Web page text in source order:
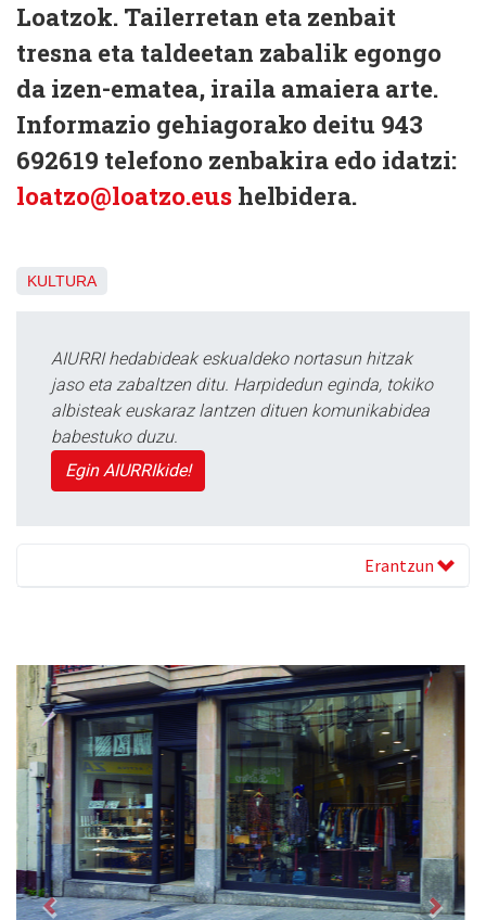
Loatzok. Tailerretan eta zenbait
tresna eta taldeetan zabalik egongo
da izen-ematea, iraila amaiera arte.
Informazio gehiagorako deitu 943
692619 telefono zenbakira edo idatzi:
loatzo@loatzo.eus helbidera.
KULTURA
AIURRI hedabideak eskualdeko nortasun hitzak
jaso eta zabaltzen ditu. Harpidedun eginda, tokiko
albisteak euskaraz lantzen dituen komunikabidea
babestuko duzu.
Egin AIURRIkide!
Erantzun